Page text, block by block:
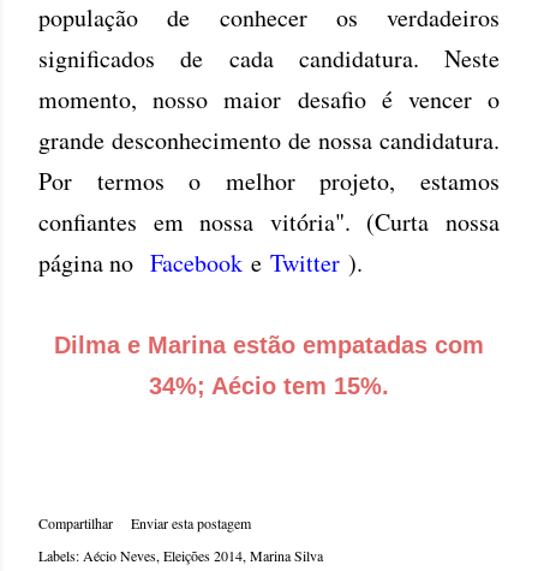
população de conhecer os verdadeiros
significados de cada candidatura. Neste
momento, nosso maior desafio é vencer o
grande desconhecimento de nossa candidatura.
Por termos o melhor projeto, estamos
confiantes em nossa vitória". (Curta nossa
página no Facebook e Twitter ).
Dilma e Marina estão empatadas com
34%; Aécio tem 15%.
Compartilhar
Enviar esta postagem
Labels: Aécio Neves Eleições 2014 Marina Silva